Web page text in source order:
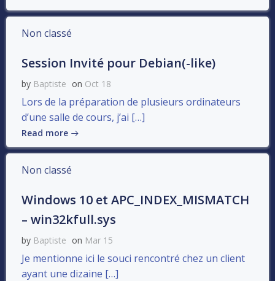
Non classé
Session Invité pour Debian(-like)
by Baptiste on Oct 18
Lors de la préparation de plusieurs ordinateurs
d’une salle de cours, j’ai […]
Read more
Non classé
Windows 10 et APC_INDEX_MISMATCH
– win32kfull.sys
by Baptiste on Mar 15
Je mentionne ici le souci rencontré chez un client
ayant une dizaine […]